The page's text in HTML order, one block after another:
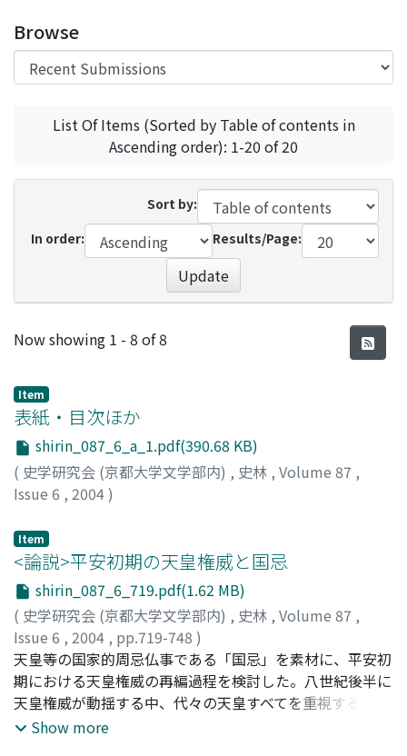
Browse
List Of Items (Sorted by Table of contents in
Ascending order): 1-20 of 20
Sort by:
In order:
Results/Page:
Update
Recent Submissions
Now showing 1 - 8 of 8
Item
表紙・目次ほか
shirin_087_6_a_1.pdf(390.68 KB)
( 史学研究会 (京都大学文学部内) , 史林 , Volume 87 ,
Issue 6 , 2004)
Item
<論説>平安初期の天皇権威と国忌
shirin_087_6_719.pdf(1.62 MB)
( 史学研究会 (京都大学文学部内) , 史林 , Volume 87 ,
Issue 6 , 2004 , pp.719-748 )
堀, 裕;HORI, Yutaka;ホリ, ユタカ
天皇等の国家的周忌仏事である「国忌」を素材に、平安初
期における天皇権威の再編過程を検討した。八世紀後半に
天皇権威が動揺する中、代々の天皇すべてを重視する必然
性はなくなり、その再編の前提となっていた。桓武朝に
Show more